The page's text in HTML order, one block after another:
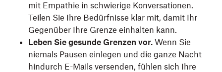
mit Empathie in schwierige Konversationen.
Teilen Sie Ihre Bedürfnisse klar mit, damit Ihr
Gegenüber Ihre Grenze einhalten kann.
Leben Sie gesunde Grenzen vor.Wenn Sie
niemals Pausen einlegen und die ganze Nacht
hindurch E-Mails versenden, fühlen sich Ihre